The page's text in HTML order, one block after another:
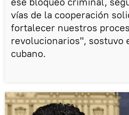
vías de la cooperación
fortalecer nuestros
revolucionarios", sostuvo
cubano.